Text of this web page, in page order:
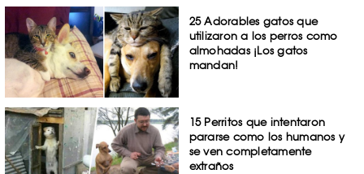
25 Adorables gatos que
utilizaron a los perros como
almohadas ¡Los gatos
mandan!
15 Perritos que intentaron
pararse como los humanos y
se ven completamente
extraños